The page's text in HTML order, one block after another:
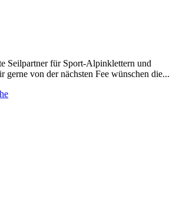
Seilpartner für Sport-Alpinklettern und
gerne von der nächsten Fee wünschen die...